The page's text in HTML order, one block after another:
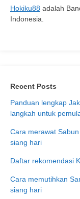
Hokiku88 adalah
Indonesia.
Recent Posts
Panduan lengkap
langkah untuk
Cara merawat
siang hari
Daftar rekomendasi
Cara memutihkan
siang hari